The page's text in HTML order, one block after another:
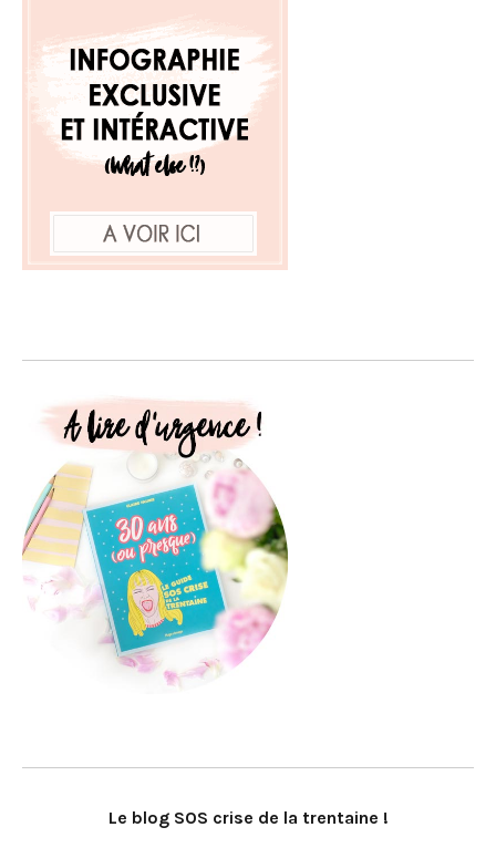
Le blog SOS crise de la trentaine !